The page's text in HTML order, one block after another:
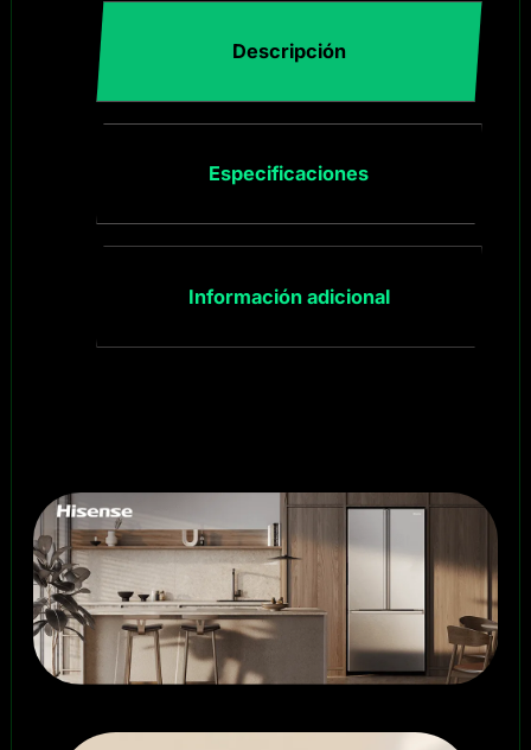
Descripción
Especificaciones
Información adicional